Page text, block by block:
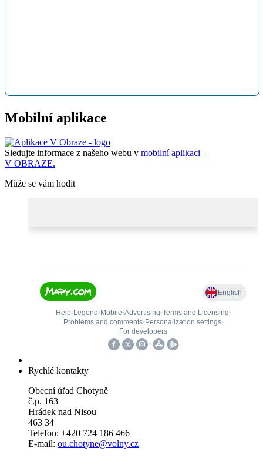
Mobilní aplikace
Sledujte informace z našeho webu v mobilní aplikaci –
V OBRAZE.
Může se vám hodit
Rychlé kontakty
Obecní úřad Chotyně
č.p. 163
Hrádek nad Nisou
463 34
Telefon: +420 724 186 466
E-mail: ou.chotyne@volny.cz